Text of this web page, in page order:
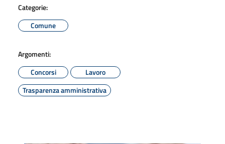
Categorie:
Comune
Argomenti:
Concorsi
Lavoro
Trasparenza amministrativa